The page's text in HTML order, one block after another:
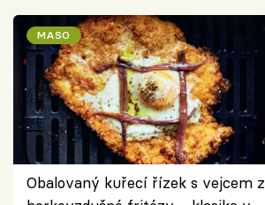
MASO
Obalovaný kuřecí řízek s vejcem z